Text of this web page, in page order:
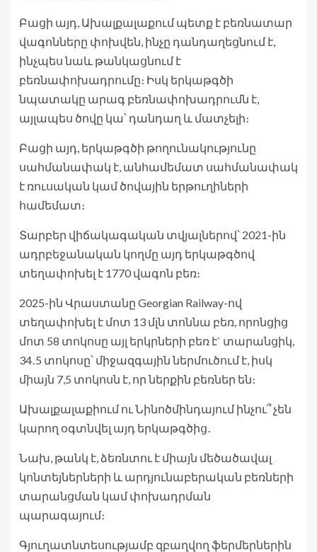
Բացի այդ, Ախալքալաքում պետք է բեռնատար
վագոնները փոխվեն, ինչը դանդաղեցնում է,
ինչպես նաև թանկացնում է
բեռնափոխադրումը։ Իսկ երկաթգծի
նպատակը արագ բեռնափոխադրումն է,
այլապես ծովը կա՝ դանդաղ և մատչելի։
Բացի այդ, երկաթգծի թողունակությունը
սահմանափակ է, անհամեմատ սահմանափակ
է ռուսական կամ ծովային երթուղիների
համեմատ։
Տարբեր վիճակագական տվյալներով՝ 2021-ին
ադրբեջանական կողմը այդ երկաթգծով
տեղափոխել է 1770 վագոն բեռ։
2025-ին Վրաստանը Georgian Railway-ով
տեղափոխել է մոտ 13 մլն տոննա բեռ, որոնցից
մոտ 58 տոկոսը այլ երկրների բեռ է` տարանցիկ,
34․5 տոկոսը՝ միջազգային ներմուծում է, իսկ
միայն 7,5 տոկոսն է, որ ներքին բեռներ են։
Ախալքալաքիում ու Նինոծմինդայում ինչու՞ չեն
կարող օգտնվել այդ երկաթգծից․
Նախ, թանկ է, ձեռնտու է միայն մեծածավալ
կոնտեյներների և արդյունաբերական բեռների
տարանցման կամ փոխադրման
պարագայում։
Գյուղատնտեսությամբ զբաղվող ֆերմերներին